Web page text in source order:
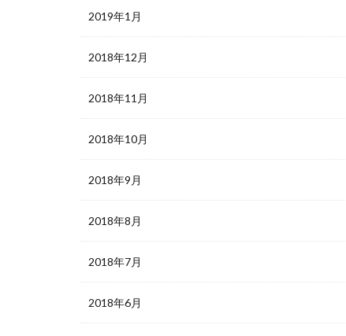
2019年1月
2018年12月
2018年11月
2018年10月
2018年9月
2018年8月
2018年7月
2018年6月